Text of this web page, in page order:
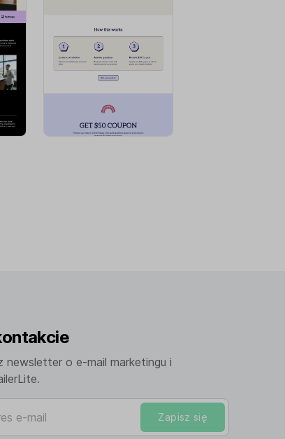
newsletter o e-mail marketingu i
mail
Zapisz się